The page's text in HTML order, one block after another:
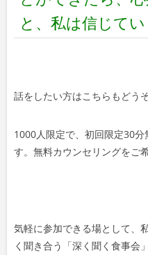
と、私は信じてい
話をしたい方はこちらもどうぞ
1000人限定で、初回限定30
す。無料カウンセリングをご
気軽に参加できる場として、
く聞き合う「深く聞く食事会